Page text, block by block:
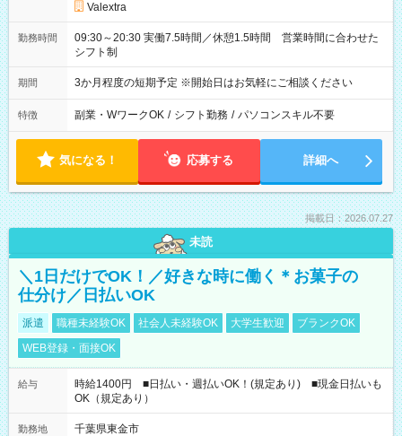
Valextra
勤務時間
09:30～20:30 実働7.5時間／休憩1.5時間 営業時間に合わせた
シフト制
期間 3か月程度の短期予定 ※開始日はお気軽にご相談ください
特徴 副業・WワークOK / シフト勤務 / パソコンスキル不要
気になる！ 応募する 詳細へ
掲載日：2026.07.27
未読
＼1日だけでOK！／好きな時に働く＊お菓子の
仕分け／日払いOK
派遣 職種未経験OK 社会人未経験OK 大学生歓迎
ブランクOK
WEB登録・面接OK
給与
時給1400円 ■日払い・週払いOK！(規定あり) ■現金日払いも
OK（規定あり）
勤務地
千葉県東金市